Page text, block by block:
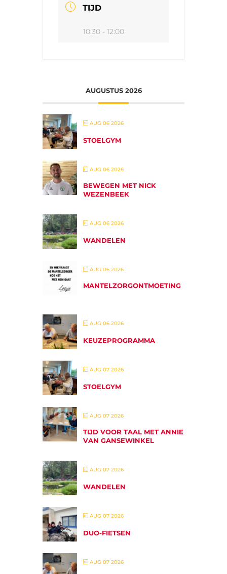
TIJD
10:30 - 12:00
AUGUSTUS 2026
AUG 06 2026
STOELGYM
AUG 06 2026
BEWEGEN MET NICK
WEZENBEEK
AUG 06 2026
WANDELEN
AUG 06 2026
MANTELZORGONTMOETING
AUG 06 2026
KEUZEPROGRAMMA
AUG 07 2026
STOELGYM
AUG 07 2026
TIJD VOOR TAAL MET ANNIE
VAN GANSEWINKEL
AUG 07 2026
WANDELEN
AUG 07 2026
DUO-FIETSEN
AUG 07 2026